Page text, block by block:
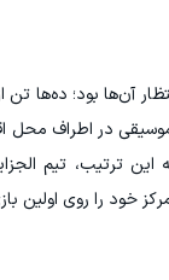
آن‌ها بود؛ ده‌ها تن
در اطراف محل
این ترتیب، تیم
خود را روی اولین